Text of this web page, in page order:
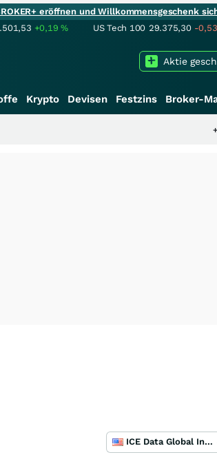
eröffnen und Willkommensgeschenk
+0,19% US Tech 100 29.375,30 -
Aktie
Krypto Devisen Festzins Broker-
ICE Data Global Index